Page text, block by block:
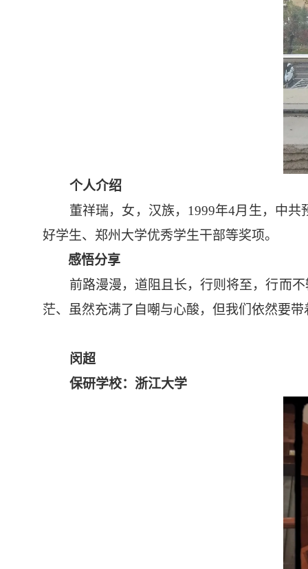
个人介绍
董祥瑞，女，汉族， 1999年4月生，中
好学生、郑州大学优秀学生干部等奖项。
感悟分享
前路漫漫，道阻且长，行则将至，行而
茫、虽然充满了自嘲与心酸，但我们依然要
闵超
保研学校：浙江大学